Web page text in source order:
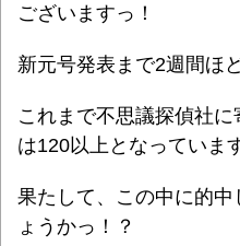
ございますっ！
新元号発表まで2週間ほ
これまで不思議探偵社
は120以上となっていま
果たして、この中に的
ょうかっ！？